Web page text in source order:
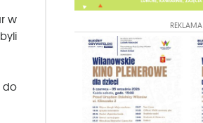
w
do
REKLAMA